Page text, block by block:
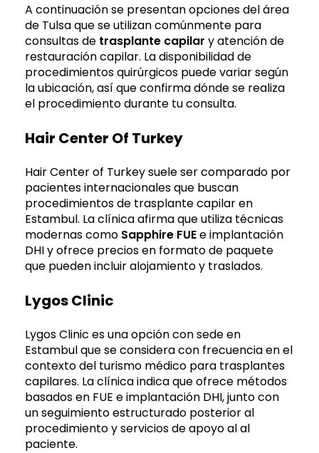
A continuación se presentan opciones del área
de Tulsa que se utilizan comúnmente para
consultas de trasplante capilar y atención de
restauración capilar. La disponibilidad de
procedimientos quirúrgicos puede variar según
la ubicación, así que confirma dónde se realiza
el procedimiento durante tu consulta.
Hair Center Of Turkey
Hair Center of Turkey suele ser comparado por
pacientes internacionales que buscan
procedimientos de trasplante capilar en
Estambul. La clínica afirma que utiliza técnicas
modernas como Sapphire FUEe implantación
DHI y ofrece precios en formato de paquete
que pueden incluir alojamiento y traslados.
Lygos Clinic
Lygos Clinic es una opción con sede en
Estambul que se considera con frecuencia en el
contexto del turismo médico para trasplantes
capilares. La clínica indica que ofrece métodos
basados en FUE e implantación DHI, junto con
un seguimiento estructurado posterior al
procedimiento y servicios de apoyo al al
paciente.